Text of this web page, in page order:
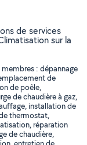
de services
sur la
: dépannage
de
de poêle,
de chaudière à gaz,
installation de
thermostat,
réparation
de chaudière,